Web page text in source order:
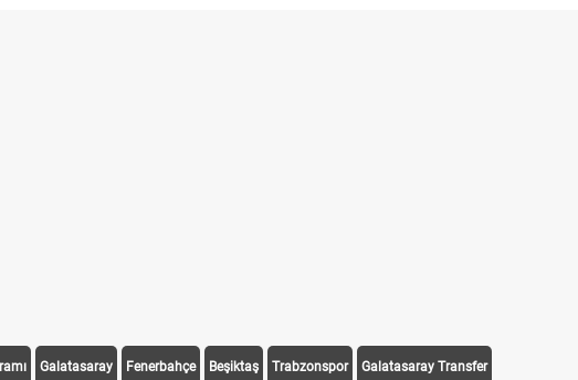
Galatasaray Fenerbahçe Beşiktaş Trabzonspor Galatasaray Transfer